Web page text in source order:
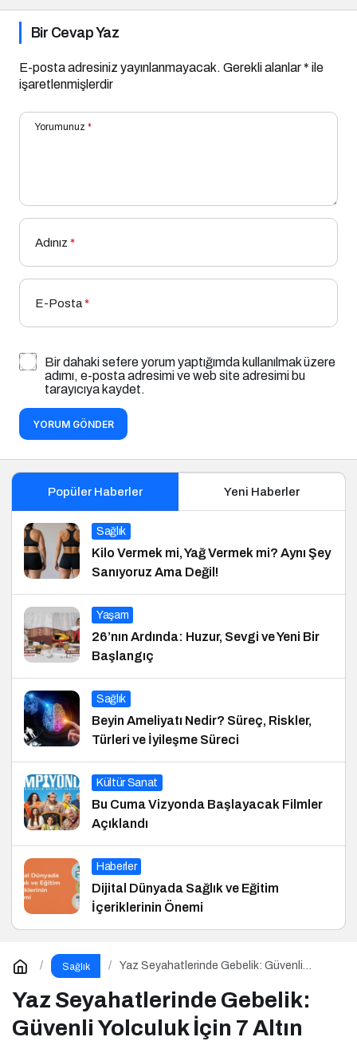
Bir Cevap Yaz
E-posta adresiniz yayınlanmayacak. Gerekli alanlar* ile
işaretlenmişlerdir
Yorumunuz *
Adınız *
E-Posta*
Bir dahaki sefere yorum yaptığımda kullanılmak üzere
adımı, e-posta adresimi ve web site adresimi bu
tarayıcıya kaydet.
YORUM GÖNDER
Popüler Haberler Yeni Haberler
Sağlık
Kilo Vermek mi, Yağ Vermek mi? Aynı Şey
Sanıyoruz Ama Değil!
Yaşam
26’nın Ardında: Huzur, Sevgi ve Yeni Bir
Başlangıç
Sağlık
Beyin Ameliyatı Nedir? Süreç, Riskler,
Türleri ve İyileşme Süreci
Kültür Sanat
Bu Cuma Vizyonda Başlayacak Filmler
Açıklandı
Haberler
Dijital Dünyada Sağlık ve Eğitim
İçeriklerinin Önemi
Sağlık
Yaz Seyahatlerinde Gebelik: Güvenli
Yaz Seyahatlerinde Gebelik:
Güvenli Yolculuk İçin 7 Altın